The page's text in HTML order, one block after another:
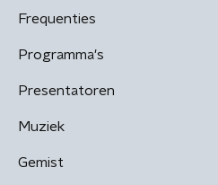
Frequenties
Programma's
Presentatoren
Muziek
Gemist